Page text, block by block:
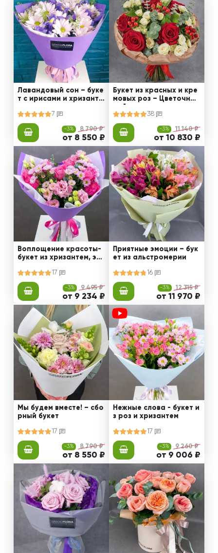
Лавандовый сон – буке
т с ирисами и хризанте
7
-3% 8 790 ₽
от 8 550 ₽
Букет из красных и кре
мовых роз – Цветочный
38
-3% 11 140 ₽
от 10 830 ₽
Воплощение красоты-
букет из хризантем, эус
17
-3% 9 495 ₽
от 9 234 ₽
Приятные эмоции – бук
ет из альстромерии
16
-3% 12 315 ₽
от 11 970 ₽
Мы будем вместе! – сбо
рный букет
17
-3% 8 790 ₽
от 8 550 ₽
Нежные слова - букет и
з роз и хризантем
17
-3% 9 260 ₽
от 9 006 ₽